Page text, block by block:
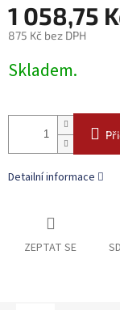
1 058,75
875 Kč bez DPH
cena:
Skladem.
Detailní informace
ZEPTAT SE